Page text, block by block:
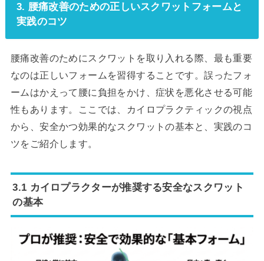
3. 腰痛改善のための正しいスクワットフォームと
実践のコツ
腰痛改善のためにスクワットを取り入れる際、最も重要
なのは正しいフォームを習得することです。誤ったフォ
ームはかえって腰に負担をかけ、症状を悪化させる可能
性もあります。ここでは、カイロプラクティックの視点
から、安全かつ効果的なスクワットの基本と、実践のコ
ツをご紹介します。
3.1 カイロプラクターが推奨する安全なスクワット
の基本